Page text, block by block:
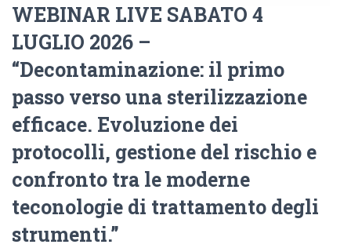
WEBINAR LIVE SABATO 4
LUGLIO 2026 –
“Decontaminazione: il primo
passo verso una sterilizzazione
efficace. Evoluzione dei
protocolli, gestione del rischio e
confronto tra le moderne
teconologie di trattamento degli
strumenti.”